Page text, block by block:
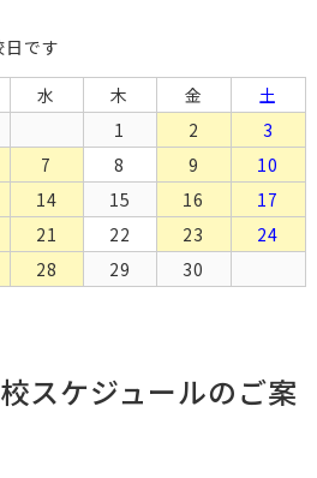
です
水 木 金
土
1
2
3
7 8 9
10
14 15 16
17
21 22 23
24
28 29 30
スケジュールのご案